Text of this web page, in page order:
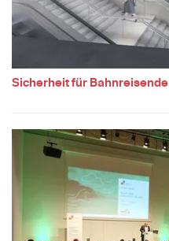
Sicherheit für Bahnreisende